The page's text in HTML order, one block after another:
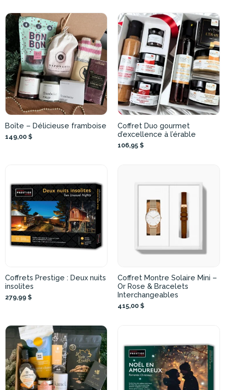
Boîte – Délicieuse framboise
149,00 $
Coffret Duo gourmet
d’excellence à l’érable
106,95 $
Coffrets Prestige : Deux nuits
insolites
279,99 $
Coffret Montre Solaire Mini –
Or Rose & Bracelets
Interchangeables
415,00 $